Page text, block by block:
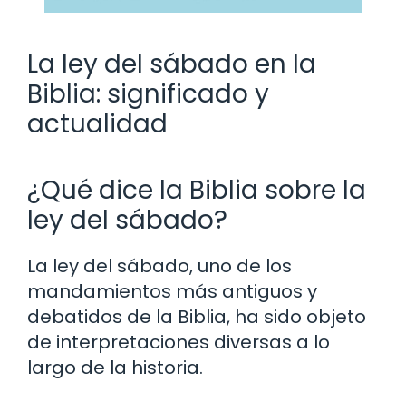
La ley del sábado en la
Biblia: significado y
actualidad
¿Qué dice la Biblia sobre la
ley del sábado?
La ley del sábado, uno de los
mandamientos más antiguos y
debatidos de la Biblia, ha sido objeto
de interpretaciones diversas a lo
largo de la historia.